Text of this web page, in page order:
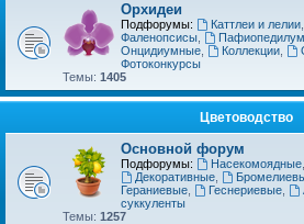
Орхидеи
Подфорумы: Каттлеи и лелии,
Фаленопсисы
Онцидиумные
Коллекции,
Фотоконкурсы
Темы: 1405
Цветоводство
Основной форум
Подфорумы: Насекомоядные,
Декоративные,
Гераниевые
Геснериевые,
суккуленты
Темы: 1257